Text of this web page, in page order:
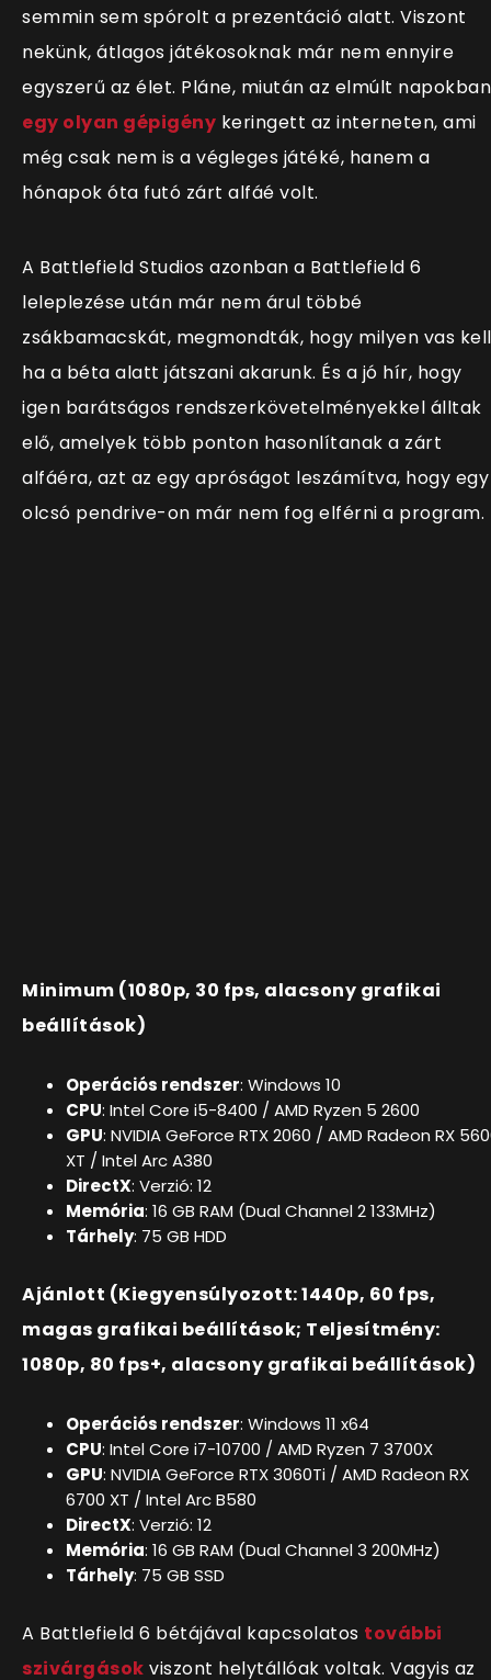
semmin sem spórolt a prezentáció alatt. Viszont
nekünk, átlagos játékosoknak már nem ennyire
egyszerű az élet. Pláne, miután az elmúlt napokban
egy olyan gépigény keringett az interneten, ami
még csak nem is a végleges játéké, hanem a
hónapok óta futó zárt alfáé volt.
A Battlefield Studios azonban a Battlefield 6
leleplezése után már nem árul többé
zsákbamacskát, megmondták, hogy milyen vas
ha a béta alatt játszani akarunk. És a jó hír, hogy
igen barátságos rendszerkövetelményekkel álltak
elő, amelyek több ponton hasonlítanak a zárt
alfáéra, azt az egy apróságot leszámítva, hogy egy
olcsó pendrive-on már nem fog elférni a program.
Minimum (1080p, 30 fps, alacsony grafikai
beállítások)
Operációs rendszer: Windows 10
CPU: Intel Core i5-8400 / AMD Ryzen 5 2600
GPU: NVIDIA GeForce RTX 2060 / AMD Radeon RX
XT / Intel Arc A380
DirectX: Verzió: 12
Memória: 16 GB RAM (Dual Channel 2 133MHz)
Tárhely: 75 GB HDD
Ajánlott (Kiegyensúlyozott: 1440p, 60 fps,
magas grafikai beállítások; Teljesítmény:
1080p, 80 fps+, alacsony grafikai beállítások)
Operációs rendszer: Windows 11 x64
CPU: Intel Core i7-10700 / AMD Ryzen 7 3700X
GPU: NVIDIA GeForce RTX 3060Ti / AMD Radeon RX
6700 XT / Intel Arc B580
DirectX: Verzió: 12
Memória: 16 GB RAM (Dual Channel 3 200MHz)
Tárhely: 75 GB SSD
A Battlefield 6 bétájával kapcsolatos további
szivárgások viszont helytállóak voltak. Vagyis az